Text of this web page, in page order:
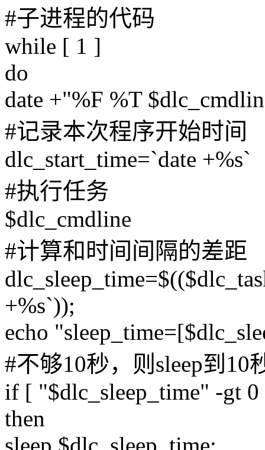
#子进程的代码
while [ 1 ]
do
date +"%F %T
#记录本次程序开始时间
dlc_start_time=`date +%s`
#执行任务
$dlc_cmdline
#计算和时间间隔的差距
+%s`));
echo
#不够10秒，则sleep到10
if [ "$dlc_sleep_time" -gt
then